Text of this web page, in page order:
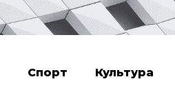
Спорт Культура